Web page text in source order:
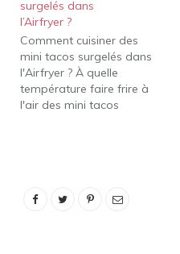
400F. Retourner les
taquitos à mi-cuisson.
Comment faire cuire des
taquitos dans une
friteuse à…
surgelés dans
l’Airfryer ?
Comment cuisiner des
mini tacos surgelés dans
l'Airfryer ? À quelle
température faire frire à
l'air des mini tacos
friteuse à air chaud,